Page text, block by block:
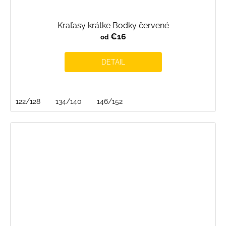
Kraťasy krátke Bodky červené
od€16
DETAIL
122/128 134/140 146/152